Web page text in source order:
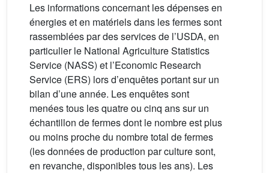
Les informations concernant les dépenses en
énergies et en matériels dans les fermes sont
rassemblées par des services de l’USDA, en
particulier le National Agriculture Statistics
Service (NASS) et l’Economic Research
Service (ERS) lors d’enquêtes portant sur un
bilan d’une année. Les enquêtes sont
menées tous les quatre ou cinq ans sur un
échantillon de fermes dont le nombre est plus
ou moins proche du nombre total de fermes
(les données de production par culture sont,
en revanche, disponibles tous les ans). Les